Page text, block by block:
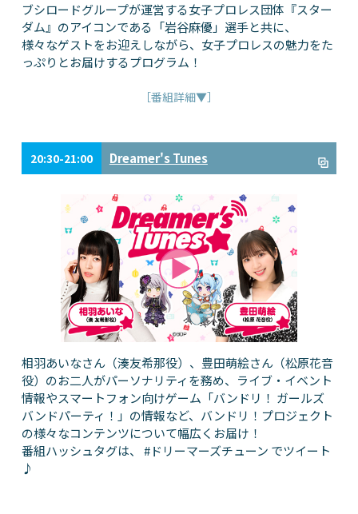
ブシロードグループが運営する女子プロレス団体『スター
ダム』のアイコンである「岩谷麻優」選手と共に、
様々なゲストをお迎えしながら、女子プロレスの魅力をた
っぷりとお届けするプログラム！
［番組詳細▼］
20:30-21:00 Dreamer's Tunes
相羽あいなさん（湊友希那役）、豊田萌絵さん（松原花音
役）のお二人がパーソナリティを務め、ライブ・イベント
情報やスマートフォン向けゲーム「バンドリ！ ガールズ
バンドパーティ！」の情報など、バンドリ！プロジェクト
の様々なコンテンツについて幅広くお届け！
番組ハッシュタグは、 #ドリーマーズチューン でツイート
♪